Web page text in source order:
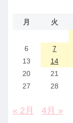
月 火
6
7
13
14
20
21
27
28
« 2月 4月 »